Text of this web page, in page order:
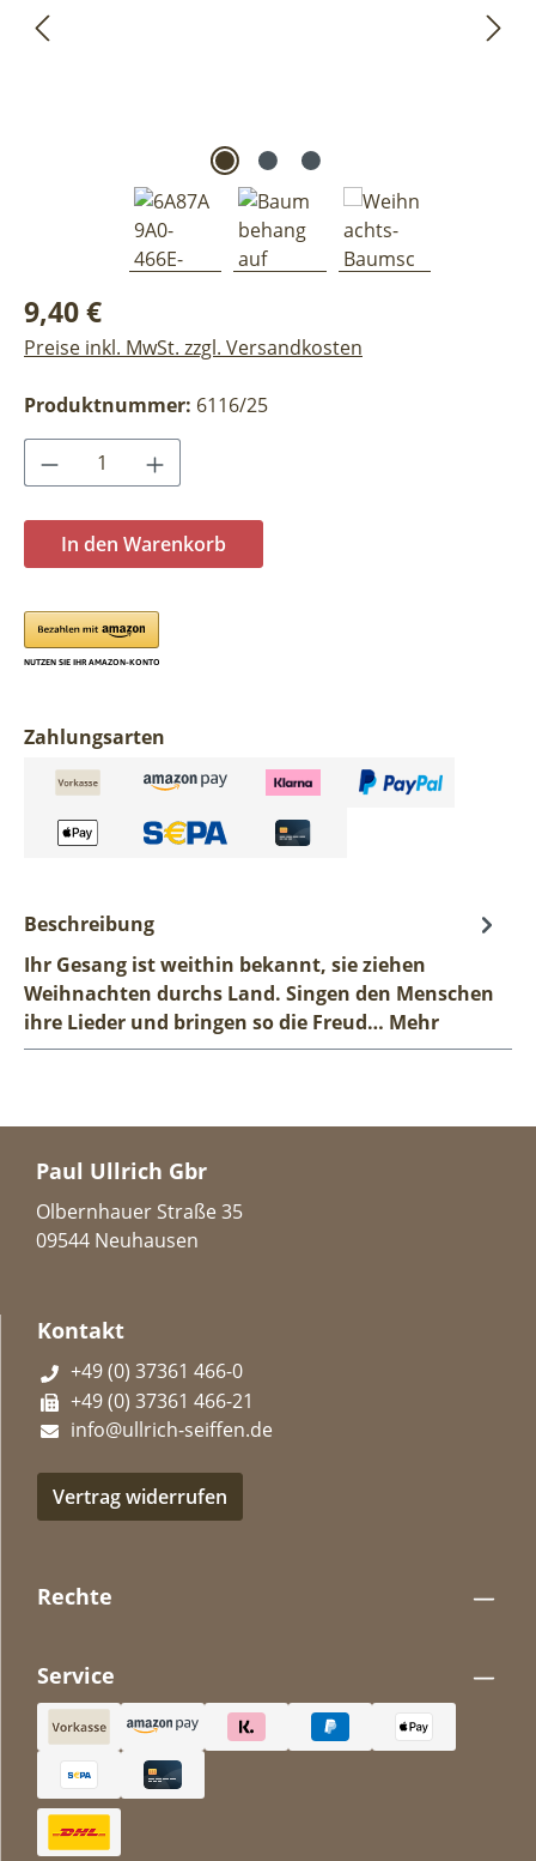
Regulärer Preis:
9,40 €
Preise inkl. MwSt. zzgl. Versandkosten
Produktnummer: 6116/25
Produkt Anzahl: Gib den gewünschten
In den Warenkorb
Zahlungsarten
Beschreibung
Ihr Gesang ist weithin bekannt, sie ziehen
Weihnachten durchs Land. Singen den Menschen
ihre Lieder und bringen so die Freud… Mehr
Paul Ullrich Gbr
Olbernhauer Straße 35
09544 Neuhausen
Kontakt
+49 (0) 37361 466-0
+49 (0) 37361 466-21
info@ullrich-seiffen.de
Vertrag widerrufen
Rechte
Service